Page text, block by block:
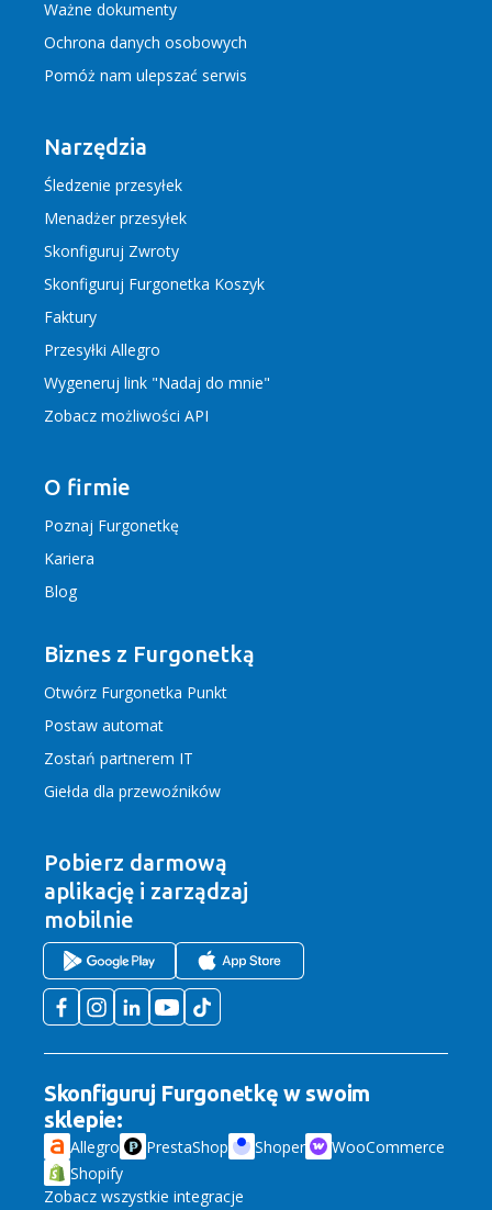
Ważne dokumenty
Ochrona danych osobowych
Pomóż nam ulepszać serwis
Narzędzia
Śledzenie przesyłek
Menadżer przesyłek
Skonfiguruj Zwroty
Skonfiguruj Furgonetka Koszyk
Faktury
Przesyłki Allegro
Wygeneruj link "Nadaj do mnie"
Zobacz możliwości API
O firmie
Poznaj Furgonetkę
Kariera
Blog
Biznes z Furgonetką
Otwórz Furgonetka Punkt
Postaw automat
Zostań partnerem IT
Giełda dla przewoźników
Pobierz darmową
aplikację i zarządzaj
mobilnie
Skonfiguruj Furgonetkę w swoim
sklepie:
Allegro PrestaShop Shoper
WooCommerce
Shopify
Zobacz wszystkie integracje